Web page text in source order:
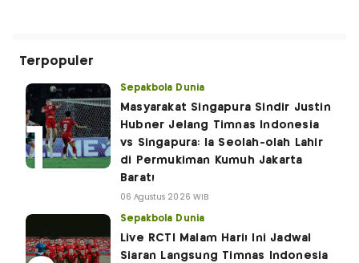
Terpopuler
Sepakbola Dunia
Masyarakat Singapura Sindir Justin
Hubner Jelang Timnas Indonesia
vs Singapura: Ia Seolah-olah Lahir
di Permukiman Kumuh Jakarta
Barat!
06 Agustus 2026 WIB
Sepakbola Dunia
Live RCTI Malam Hari! Ini Jadwal
Siaran Langsung Timnas Indonesia